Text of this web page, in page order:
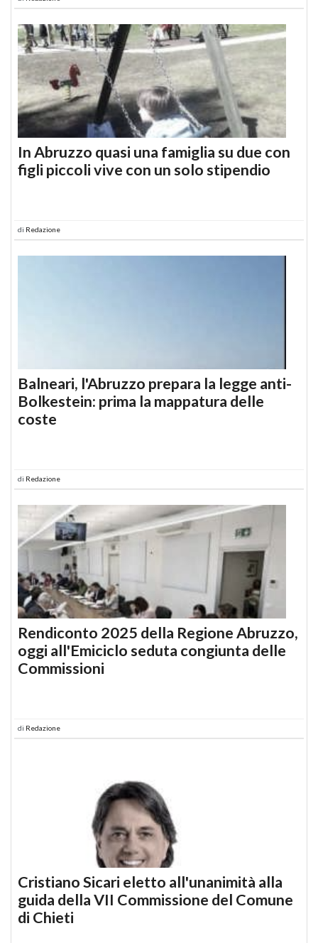
In Abruzzo quasi una famiglia su due con
figli piccoli vive con un solo stipendio
di Redazione
Balneari, l'Abruzzo prepara la legge anti-
Bolkestein: prima la mappatura delle
coste
di Redazione
Rendiconto 2025 della Regione Abruzzo,
oggi all'Emiciclo seduta congiunta delle
Commissioni
di Redazione
Cristiano Sicari eletto all'unanimità alla
guida della VII Commissione del Comune
di Chieti